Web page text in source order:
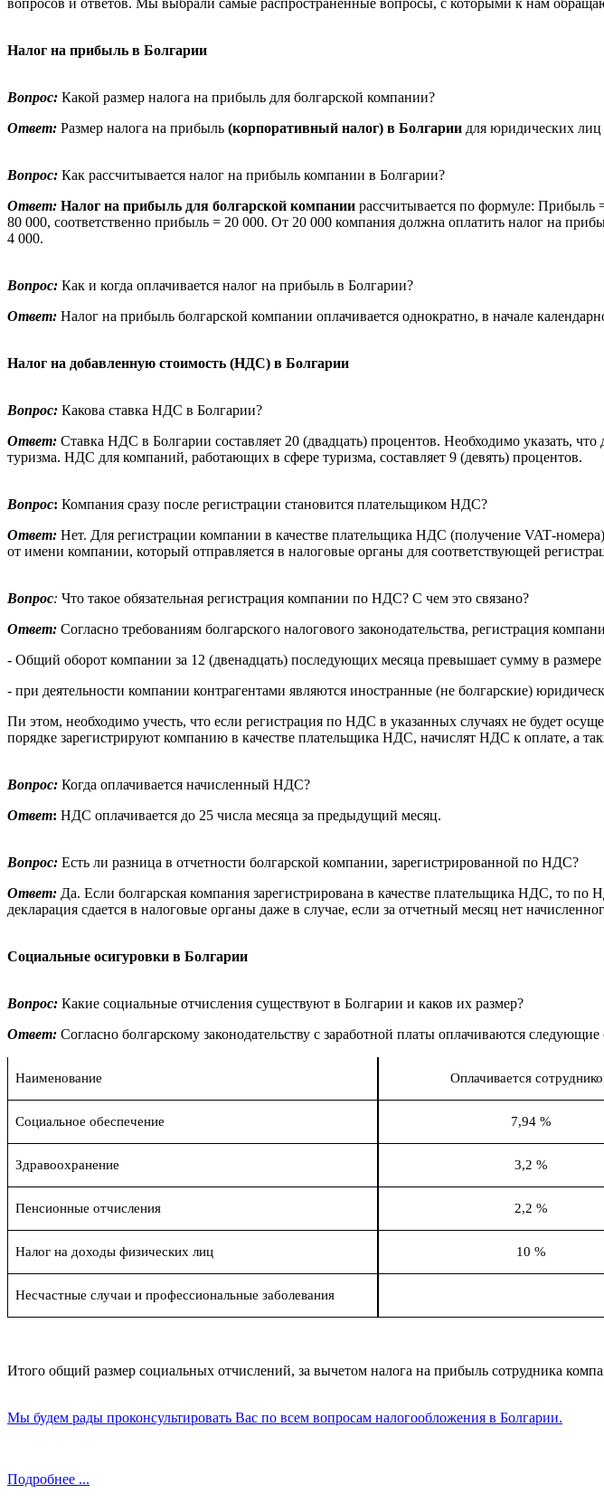
Налог на прибыль в Болгарии
Вопрос: Какой размер налога на прибыль для болгарской компании?
Ответ: Размер налога на прибыль (корпоративный налог) в Болгарии для юридических лиц
Вопрос: Как рассчитывается налог на прибыль компании в Болгарии?
Ответ: Налог на прибыль для болгарской компании рассчитывается по формуле:
80 000, соответственно прибыль = 20 000. От 20 000 компания должна оплатить налог на
4 000.
Вопрос: Как и когда оплачивается налог на прибыль в Болгарии?
Ответ: Налог на прибыль болгарской компании оплачивается однократно, в начале
Налог на добавленную стоимость (НДС) в Болгарии
Вопрос: Какова ставка НДС в Болгарии?
Ответ: Ставка НДС в Болгарии составляет 20 (двадцать) процентов. Необходимо указать,
туризма. НДС для компаний, работающих в сфере туризма, составляет 9 (девять) процентов.
Вопрос: Компания сразу после регистрации становится плательщиком НДС?
Ответ: Нет. Для регистрации компании в качестве плательщика НДС (получение VAT-
от имени компании, который отправляется в налоговые органы для соответствующей
Вопрос: Что такое обязательная регистрация компании по НДС? С чем это связано?
Ответ: Согласно требованиям болгарского налогового законодательства, регистрация
- Общий оборот компании за 12 (двенадцать) последующих месяца превышает сумму в размере
- при деятельности компании контрагентами являются иностранные (не болгарские)
Пи этом, необходимо учесть, что если регистрация по НДС в указанных случаях не будет
порядке зарегистрируют компанию в качестве плательщика НДС, начислят НДС к оплате, а
Вопрос: Когда оплачивается начисленный НДС?
Ответ: НДС оплачивается до 25 числа месяца за предыдущий месяц.
Вопрос: Есть ли разница в отчетности болгарской компании, зарегистрированной по НДС?
Ответ: Да. Если болгарская компания зарегистрирована в качестве плательщика НДС, то
декларация сдается в налоговые органы даже в случае, если за отчетный месяц нет
Социальные осигуровки в Болгарии
Вопрос: Какие социальные отчисления существуют в Болгарии и каков их размер?
Ответ: Согласно болгарскому законодательству с заработной платы оплачиваются
Наименование Оплачивается
Социальное обеспечение 7,94 %
Здравоохранение 3,2 %
Пенсионные отчисления 2,2 %
Налог на доходы физических лиц 10 %
Несчастные случаи и профессиональные заболевания
Итого общий размер социальных отчислений, за вычетом налога на прибыль сотрудника
Мы будем рады проконсультировать Вас по всем вопросам налогообложения в Болгарии.
Подробнее ...